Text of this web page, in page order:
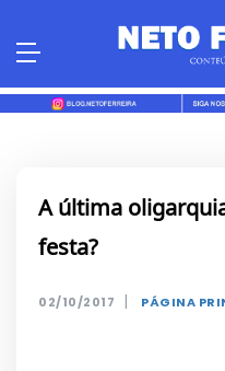
A última
festa?
02/10/2017 | PÁGINA